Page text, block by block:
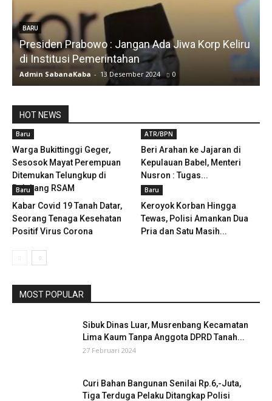
BARU
Presiden Prabowo : Jangan Ada Jiwa Korp Keliru
di Institusi Pemerintahan
Admin SabanaKaba - 13 Desember 2024 0
HOT NEWS
Baru
Warga Bukittinggi Geger,
Sesosok Mayat Perempuan
Ditemukan Telungkup di
Belakang RSAM
ATR/BPN
Beri Arahan ke Jajaran di
Kepulauan Babel, Menteri
Nusron : Tugas...
Baru
Kabar Covid 19 Tanah Datar,
Seorang Tenaga Kesehatan
Positif Virus Corona
Baru
Keroyok Korban Hingga
Tewas, Polisi Amankan Dua
Pria dan Satu Masih...
MOST POPULAR
Sibuk Dinas Luar, Musrenbang Kecamatan
Lima Kaum Tanpa Anggota DPRD Tanah...
27 Februari 2024
Curi Bahan Bangunan Senilai Rp.6,-Juta,
Tiga Terduga Pelaku Ditangkap Polisi